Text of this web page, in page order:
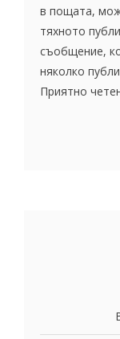
в пощата,
тяхното
съобщение,
няколко
Приятно